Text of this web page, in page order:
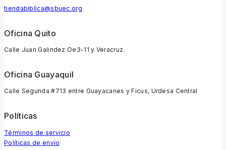
tiendabiblica@sbuec.org
Oficina Quito
Calle Juan Galindez Oe3-11 y Veracruz.
Oficina Guayaquil
Calle Segunda #713 entre Guayacanes y Ficus, Urdesa Central
Políticas
Términos de servicio
Políticas de envío